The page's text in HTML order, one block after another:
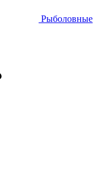
Рыболовные